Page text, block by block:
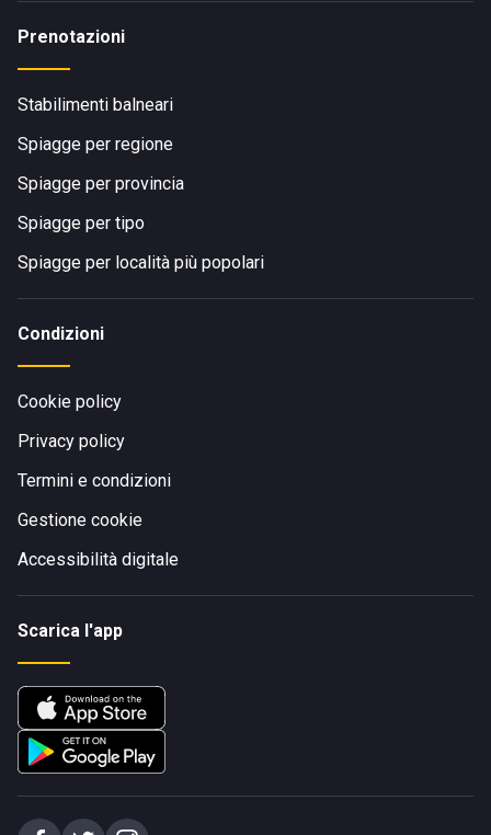
Prenotazioni
Stabilimenti balneari
Spiagge per regione
Spiagge per provincia
Spiagge per tipo
Spiagge per località più popolari
Condizioni
Cookie policy
Privacy policy
Termini e condizioni
Gestione cookie
Accessibilità digitale
Scarica l'app